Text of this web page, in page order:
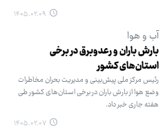
۱۴۰۵.۰۲.۰۹
آب و هوا
بارش باران و رعدوبرق در برخی
استان‌های کشور
رئیس مرکز ملی پیش‌بینی و مدیریت بحران مخاطرات
وضع هوا از بارش باران در برخی استان‌های کشور طی
هفته جاری خبر داد.
۱۴۰۵.۰۲.۰۷